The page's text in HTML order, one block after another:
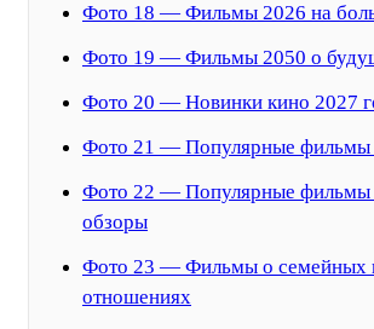
Фото 18 — Фильмы 2026 на
Фото 19 — Фильмы 2050 о
Фото 20 — Новинки кино 2027
Фото 21 — Популярные фильмы
Фото 22 — Популярные фильмы
обзоры
Фото 23 — Фильмы о семейных
отношениях